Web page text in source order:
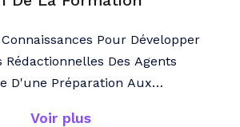
Pour Développer
Rédactionnelles Des Agents
D'une Préparation Aux
Voir plus